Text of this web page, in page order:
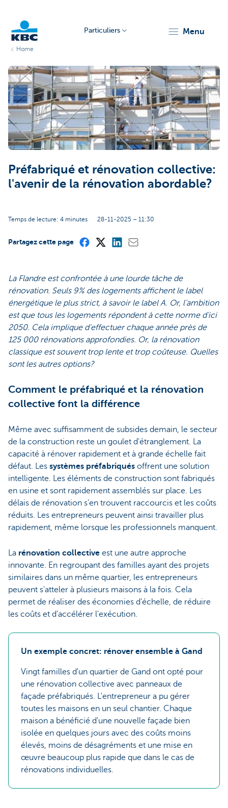
Particuliers menu
Home
Préfabriqué et rénovation collective:
l'avenir de la rénovation abordable?
Temps de lecture: 4 minutes 28-11-2025 – 11:30
Partagez cette page
La Flandre est confrontée à une lourde tâche de
rénovation. Seuls 9% des logements affichent le label
énergétique le plus strict, à savoir le label A. Or, l'ambition
est que tous les logements répondent à cette norme d'ici
2050. Cela implique d'effectuer chaque année près de
125 000 rénovations approfondies. Or, la rénovation
classique est souvent trop lente et trop coûteuse. Quelles
sont les autres options?
Comment le préfabriqué et la rénovation
collective font la différence
Même avec suffisamment de subsides demain, le secteur
de la construction reste un goulet d'étranglement. La
capacité à rénover rapidement et à grande échelle fait
défaut. Les systèmes préfabriqués offrent une solution
intelligente. Les éléments de construction sont fabriqués
en usine et sont rapidement assemblés sur place. Les
délais de rénovation s'en trouvent raccourcis et les coûts
réduits. Les entrepreneurs peuvent ainsi travailler plus
rapidement, même lorsque les professionnels manquent.
La rénovation collective est une autre approche
innovante. En regroupant des familles ayant des projets
similaires dans un même quartier, les entrepreneurs
peuvent s'atteler à plusieurs maisons à la fois. Cela
permet de réaliser des économies d'échelle, de réduire
les coûts et d'accélérer l'exécution.
Un exemple concret: rénover ensemble à Gand
Vingt familles d'un quartier de Gand ont opté pour
une rénovation collective avec panneaux de
façade préfabriqués. L'entrepreneur a pu gérer
toutes les maisons en un seul chantier. Chaque
maison a bénéficié d'une nouvelle façade bien
isolée en quelques jours avec des coûts moins
élevés, moins de désagréments et une mise en
œuvre beaucoup plus rapide que dans le cas de
rénovations individuelles.